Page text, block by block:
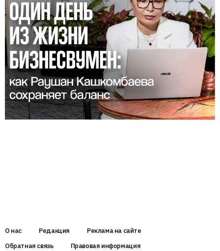
О нас Редакция
Реклама на сайте
Обратная связь
Правовая информация